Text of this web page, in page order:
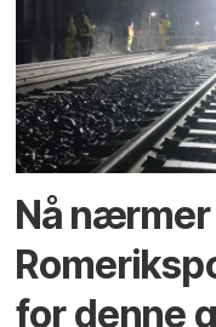
Nå
for denne